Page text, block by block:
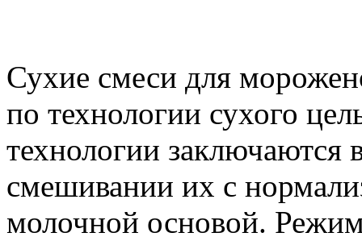
Сухие смеси для
по технологии сухого
технологии заключаются
смешивании их с
молочной основой.